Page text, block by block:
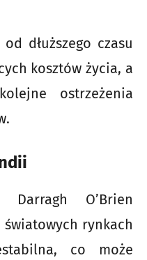
dłuższego czasu
kosztów życia, a
ostrzeżenia
O’Brien
światowych rynkach
co może